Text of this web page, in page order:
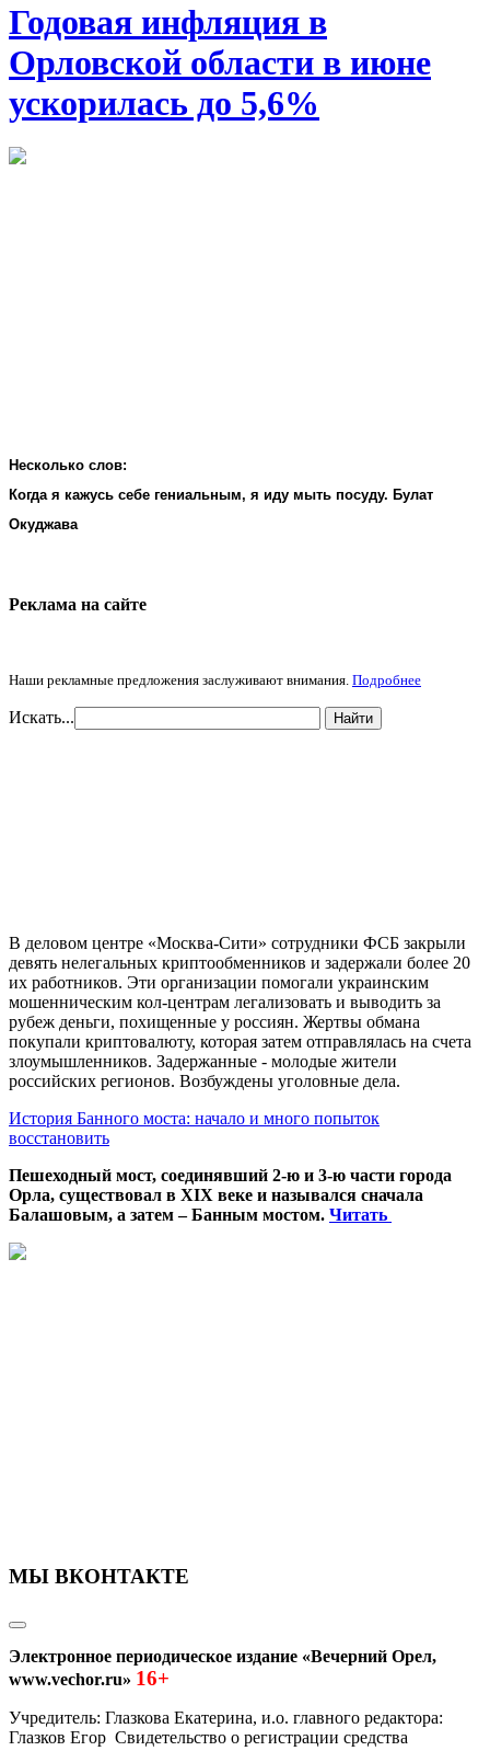
Годовая инфляция в
Орловской области в июне
ускорилась до 5,6%
Несколько слов:
Когда я кажусь себе гениальным, я иду мыть посуду. Булат
Окуджава
Реклама на cайте
Наши рекламные предложения заслуживают внимания. Подробнее
Искать... Найти
В деловом центре «Москва-Сити» сотрудники ФСБ закрыли
девять нелегальных криптообменников и задержали более 20
их работников. Эти организации помогали украинским
мошенническим кол-центрам легализовать и выводить за
рубеж деньги, похищенные у россиян. Жертвы обмана
покупали криптовалюту, которая затем отправлялась на счета
злоумышленников. Задержанные - молодые жители
российских регионов. Возбуждены уголовные дела.
История Банного моста: начало и много попыток
восстановить
Пешеходный мост, соединявший 2-ю и 3-ю части города
Орла, существовал в XIX веке и назывался сначала
Балашовым, а затем – Банным мостом. Читать
МЫ ВКОНТАКТЕ
Электронное периодическое издание «Вечерний Орел,
www.vechor.ru» 16+
Учредитель: Глазкова Екатерина, и.о. главного редактора:
Глазков Егор Свидетельство о регистрации средства